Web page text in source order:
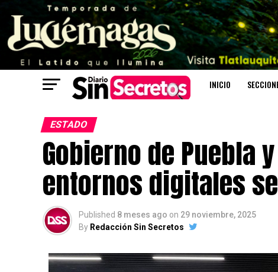
INICIO
ESTADO
Gobierno de Puebla
entornos digitales
Published 8 meses ago on 29 noviembre, 2025
By Redacción Sin Secretos